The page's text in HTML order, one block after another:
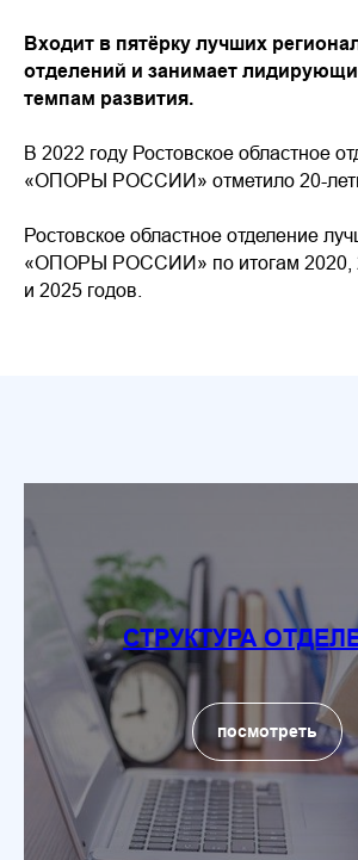
Входит в пятёрку лучших
отделений и занимает
темпам развития.
В 2022 году Ростовское областное
«ОПОРЫ РОССИИ» отметило 20-
Ростовское областное отделение
«ОПОРЫ РОССИИ» по итогам 2020,
и 2025 годов.
СТРУКТУРА
посмотреть